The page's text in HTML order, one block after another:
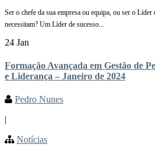
Ser o chefe da sua empresa ou equipa, ou ser o Líder
necessitam? Um Líder de sucesso...
24 Jan
Formação Avançada em Gestão de
e Liderança – Janeiro de 2024
Pedro Nunes
|
Notícias